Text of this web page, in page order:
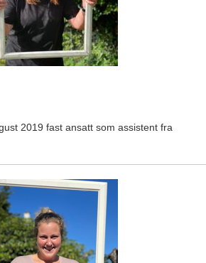
2019 fast ansatt som assistent fra